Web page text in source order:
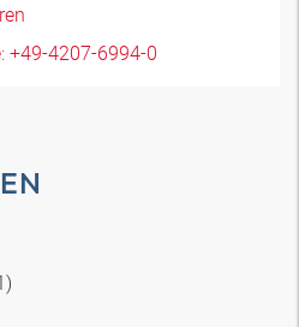
+49-4207-6994-0